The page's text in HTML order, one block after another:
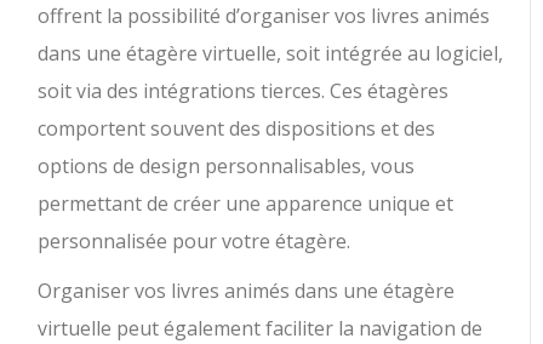
offrent la possibilité d’organiser vos livres animés
dans une étagère virtuelle, soit intégrée au logiciel,
soit via des intégrations tierces. Ces étagères
comportent souvent des dispositions et des
options de design personnalisables, vous
permettant de créer une apparence unique et
personnalisée pour votre étagère.
Organiser vos livres animés dans une étagère
virtuelle peut également faciliter la navigation de